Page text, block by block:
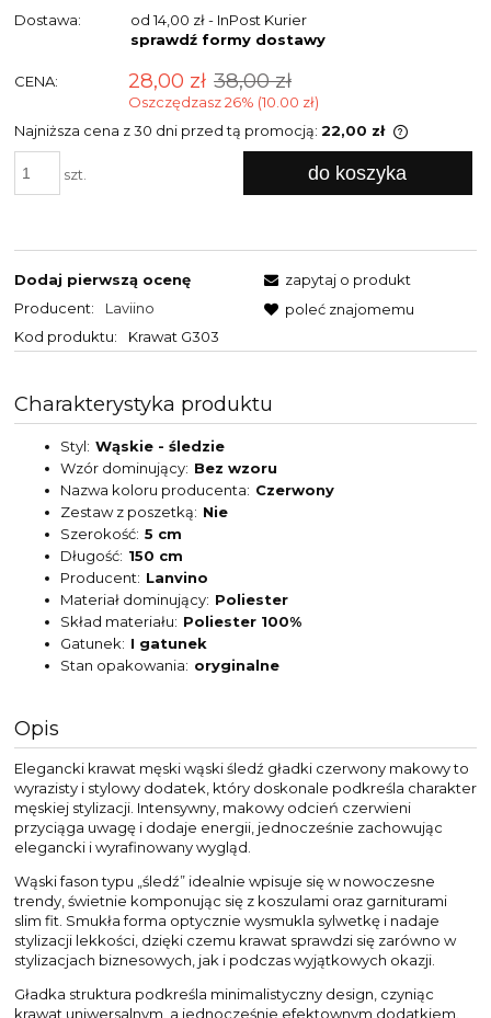
Dostawa:
od 14,00 zł - InPost Kurier
sprawdź formy dostawy
CENA: 28,00 zł 38,00 zł
Oszczędzasz 26% (10.00 zł)
Najniższa cena z 30 dni przed tą promocją: 22,00 zł
Jeżeli
cena od
szt. do koszyka
Dodaj pierwszą ocenę
Producent:
Laviino
Kod produktu:
Krawat G303
zapytaj o produkt
poleć znajomemu
Charakterystyka produktu
Styl Wąskie - śledzie
Wzór dominujący Bez wzoru
Nazwa koloru producenta
Czerwony
Zestaw z poszetką
Nie
Szerokość 5 cm
Długość 150 cm
Producent
Lanvino
Materiał dominujący Poliester
Skład materiału
Poliester 100%
Gatunek
I gatunek
Stan opakowania
oryginalne
Opis
Elegancki krawat męski wąski śledź gładki czerwony makowy to
wyrazisty i stylowy dodatek, który doskonale podkreśla charakter
męskiej stylizacji. Intensywny, makowy odcień czerwieni
przyciąga uwagę i dodaje energii, jednocześnie zachowując
elegancki i wyrafinowany wygląd.
Wąski fason typu „śledź” idealnie wpisuje się w nowoczesne
trendy, świetnie komponując się z koszulami oraz garniturami
slim fit. Smukła forma optycznie wysmukla sylwetkę i nadaje
stylizacji lekkości, dzięki czemu krawat sprawdzi się zarówno w
stylizacjach biznesowych, jak i podczas wyjątkowych okazji.
Gładka struktura podkreśla minimalistyczny design, czyniąc
krawat uniwersalnym, a jednocześnie efektownym dodatkiem.